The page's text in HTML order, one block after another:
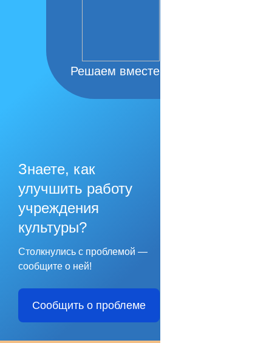
Решаем вместе
Знаете, как
улучшить работу
учреждения
культуры?
Столкнулись с проблемой —
сообщите о ней!
Сообщить о проблеме